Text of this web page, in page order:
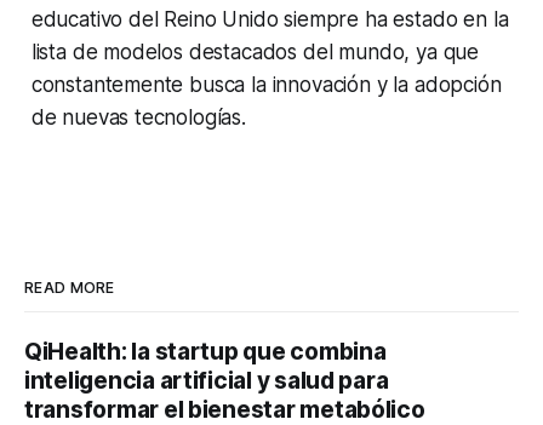
educativo del Reino Unido siempre ha estado en la
lista de modelos destacados del mundo, ya que
constantemente busca la innovación y la adopción
de nuevas tecnologías.
READ MORE
QiHealth: la startup que combina
inteligencia artificial y salud para
transformar el bienestar metabólico